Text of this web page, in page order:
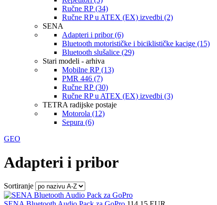
Ručne RP (34)
Ručne RP u ATEX (EX) izvedbi (2)
SENA
Adapteri i pribor (6)
Bluetooth motorističke i biciklističke kacige (15)
Bluetooth slušalice (29)
Stari modeli - arhiva
Mobilne RP (13)
PMR 446 (7)
Ručne RP (30)
Ručne RP u ATEX (EX) izvedbi (3)
TETRA radijske postaje
Motorola (12)
Sepura (6)
GEO
Adapteri i pribor
Sortiranje